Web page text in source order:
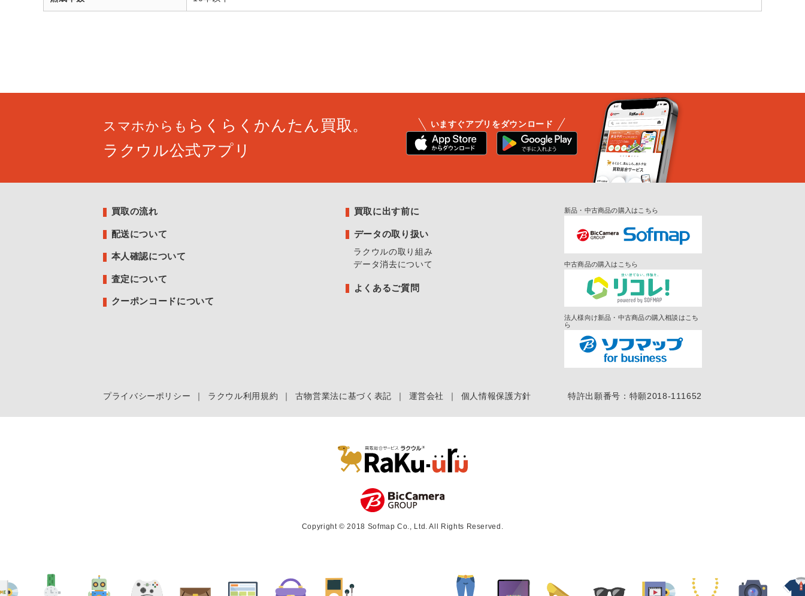
スマホからも らくらくかんたん買取。
ラクウル公式アプリ
いますぐアプリをダウンロード
買取の流れ
配送について
本人確認について
査定について
クーポンコードについて
買取に出す前に
データの取り扱い
ラクウルの取り組み
データ消去について
よくあるご質問
新品・中古商品の購入はこちら
中古商品の購入はこちら
法人様向け新品・中古商品の購入相談はこち
ら
プライバシーポリシー ｜ ラクウル利用規約 ｜ 古物営業法に基づく表記 ｜ 運営会社 ｜ 個人情報保護方針 特許出願番号：特願2018-111652
Copyright © 2018 Sofmap Co., Ltd. All Rights Reserved.